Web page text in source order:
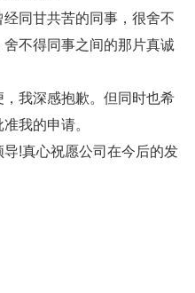
同甘共苦的同事，很舍不
不得同事之间的那片真诚
我深感抱歉。但同时也希
我的申请。
!真心祝愿公司在今后的发